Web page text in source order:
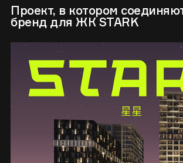
Проект, в котором
бренд для ЖК STARK